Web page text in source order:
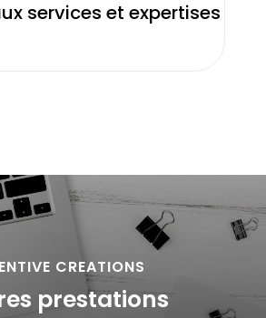
services et expertises
CREATIONS
prestations